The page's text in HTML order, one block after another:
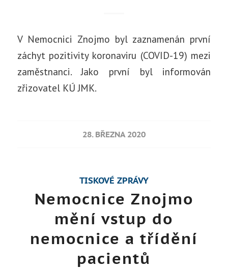
V Nemocnici Znojmo byl zaznamenán první
záchyt pozitivity koronaviru (COVID-19) mezi
zaměstnanci. Jako první byl informován
zřizovatel KÚ JMK.
28. BŘEZNA 2020
TISKOVÉ ZPRÁVY
Nemocnice Znojmo
mění vstup do
nemocnice a třídění
pacientů